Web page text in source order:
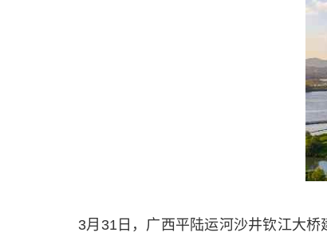
3月31日，广西平陆运河沙井钦江大